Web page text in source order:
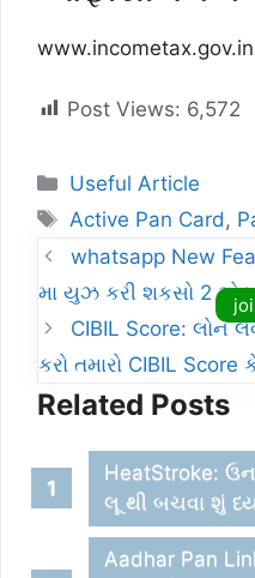
www.incometax.gov.in
Post Views: 6,572
Categories
Useful Article
Tags
Active Pan Card ,
whatsapp New
મા યુઝ કરી શકસો 2
CIBIL Score: લોન
કરો તમારો CIBIL Score
Related Posts
HeatStroke:
લૂ થી બચવા શું
Aadhar Pan